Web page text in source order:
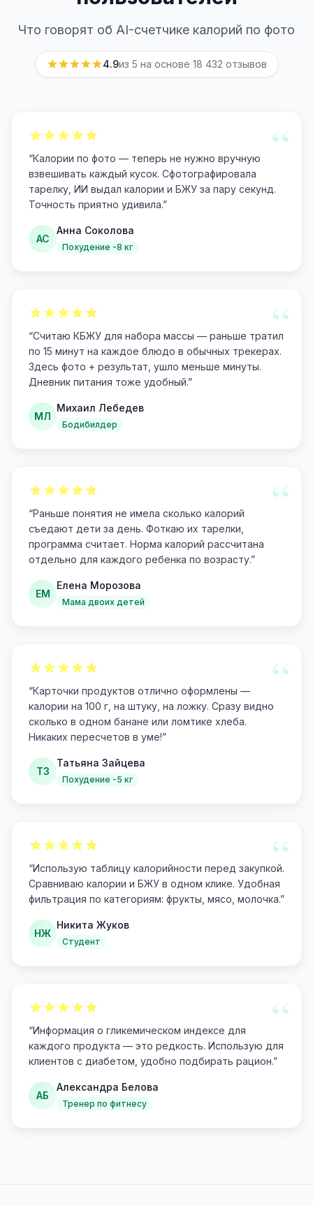
Что говорят об AI-счетчике калорий по фото
4.9из 5 на основе 18 432 отзывов
“
“Калории по фото — теперь не нужно вручную
взвешивать каждый кусок. Сфотографировала
тарелку, ИИ выдал калории и БЖУ за пару секунд.
Точность приятно удивила.”
АС
Анна Соколова
Похудение -8 кг
“
“Считаю КБЖУ для набора массы — раньше тратил
по 15 минут на каждое блюдо в обычных трекерах.
Здесь фото + результат, ушло меньше минуты.
Дневник питания тоже удобный.”
МЛ
Михаил Лебедев
Бодибилдер
“
“Раньше понятия не имела сколько калорий
съедают дети за день. Фоткаю их тарелки,
программа считает. Норма калорий рассчитана
отдельно для каждого ребенка по возрасту.”
ЕМ
Елена Морозова
Мама двоих детей
“
“Карточки продуктов отлично оформлены —
калории на 100 г, на штуку, на ложку. Сразу видно
сколько в одном банане или ломтике хлеба.
Никаких пересчетов в уме!”
ТЗ
Татьяна Зайцева
Похудение -5 кг
“
“Использую таблицу калорийности перед закупкой.
Сравниваю калории и БЖУ в одном клике. Удобная
фильтрация по категориям: фрукты, мясо, молочка.”
НЖ
Никита Жуков
Студент
“
“Информация о гликемическом индексе для
каждого продукта — это редкость. Использую для
клиентов с диабетом, удобно подбирать рацион.”
АБ
Александра Белова
Тренер по фитнесу